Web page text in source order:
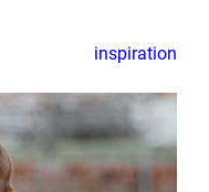
inspiration